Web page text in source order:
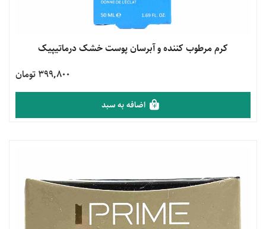
مشاهده محصول
کرم مرطوب کننده و آبرسان پوست خشک درماتیپیک
399,800 تومان
اضافه به سبد